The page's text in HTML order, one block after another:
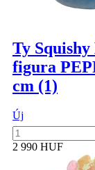
Ty
figura
cm (1)
Új
2 990 HUF